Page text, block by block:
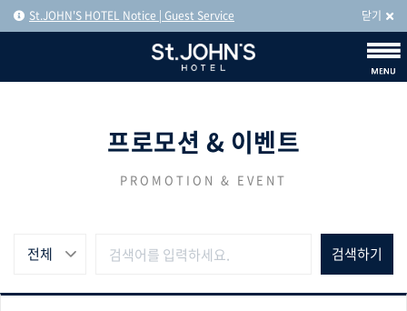
St.JOHN'S HOTEL Notice | Guest Service 닫기
프로모션 & 이벤트
PROMOTION & EVENT
전체